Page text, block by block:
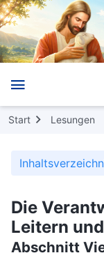
Start Lesungen
Die
Leitern
Abschnitt